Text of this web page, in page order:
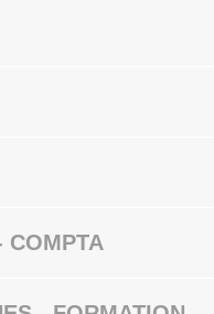
COMPTA